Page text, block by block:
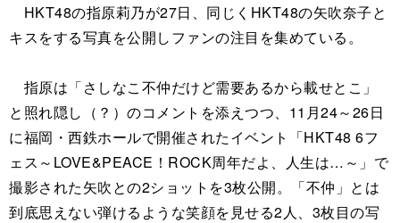
HKT48の指原莉乃が27日、同じくHKT48の矢吹奈子と
キスをする写真を公開しファンの注目を集めている。
指原は「さしなこ不仲だけど需要あるから載せとこ」
と照れ隠し（？）のコメントを添えつつ、11月24～26日
に福岡・西鉄ホールで開催されたイベント「HKT48 6フ
ェス～LOVE&PEACE！ROCK周年だよ、人生は…～」で
撮影された矢吹との2ショットを3枚公開。「不仲」とは
到底思えない弾けるような笑顔を見せる2人、3枚目の写